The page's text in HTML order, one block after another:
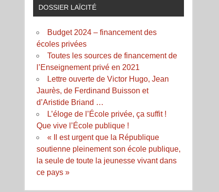
DOSSIER LAÏCITÉ
Budget 2024 – financement des
écoles privées
Toutes les sources de financement de
l’Enseignement privé en 2021
Lettre ouverte de Victor Hugo, Jean
Jaurès, de Ferdinand Buisson et
d’Aristide Briand …
L’éloge de l’École privée, ça suffit !
Que vive l’École publique !
« Il est urgent que la République
soutienne pleinement son école publique,
la seule de toute la jeunesse vivant dans
ce pays »